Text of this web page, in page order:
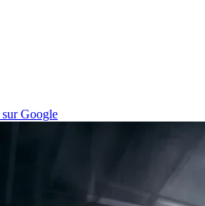
sur Google